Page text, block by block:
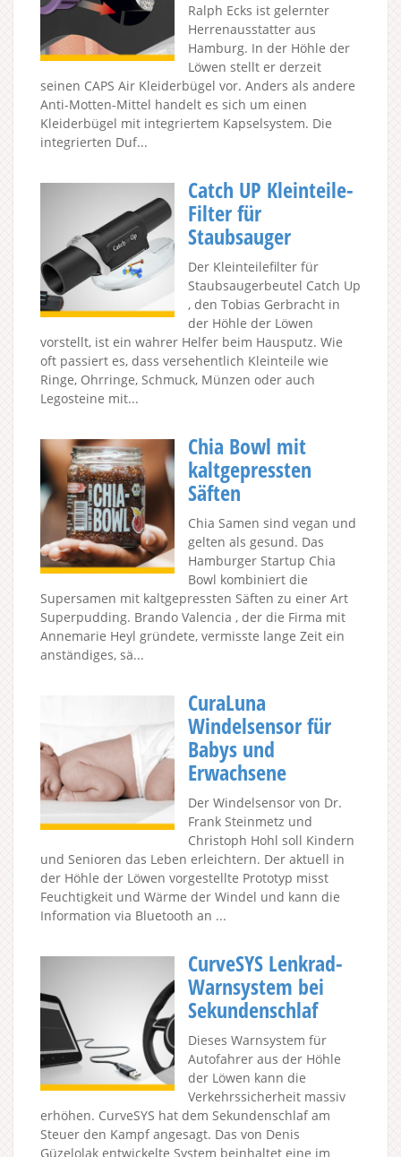
Ralph Ecks ist gelernter
Herrenausstatter aus
Hamburg. In der Höhle der
Löwen stellt er derzeit
seinen CAPS Air Kleiderbügel vor. Anders als andere
Anti-Motten-Mittel handelt es sich um einen
Kleiderbügel mit integriertem Kapselsystem. Die
integrierten Duf...
Catch UP Kleinteile-
Filter für
Staubsauger
Der Kleinteilefilter für
Staubsaugerbeutel Catch Up
, den Tobias Gerbracht in
der Höhle der Löwen
vorstellt, ist ein wahrer Helfer beim Hausputz. Wie
oft passiert es, dass versehentlich Kleinteile wie
Ringe, Ohrringe, Schmuck, Münzen oder auch
Legosteine mit...
Chia Bowl mit
kaltgepressten
Säften
Chia Samen sind vegan und
gelten als gesund. Das
Hamburger Startup Chia
Bowl kombiniert die
Supersamen mit kaltgepressten Säften zu einer Art
Superpudding. Brando Valencia , der die Firma mit
Annemarie Heyl gründete, vermisste lange Zeit ein
anständiges, sä...
CuraLuna
Windelsensor für
Babys und
Erwachsene
Der Windelsensor von Dr.
Frank Steinmetz und
Christoph Hohl soll Kindern
und Senioren das Leben erleichtern. Der aktuell in
der Höhle der Löwen vorgestellte Prototyp misst
Feuchtigkeit und Wärme der Windel und kann die
Information via Bluetooth an ...
CurveSYS Lenkrad-
Warnsystem bei
Sekundenschlaf
Dieses Warnsystem für
Autofahrer aus der Höhle
der Löwen kann die
Verkehrssicherheit massiv
erhöhen. CurveSYS hat dem Sekundenschlaf am
Steuer den Kampf angesagt. Das von Denis
Güzelolak entwickelte System beinhaltet eine im